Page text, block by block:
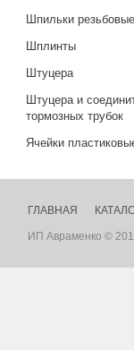
Шпильки
Шплинты
Штуцера
Штуцера и
тормозных трубок
Ячейки
ГЛАВНАЯ
ИП Авраменко ©